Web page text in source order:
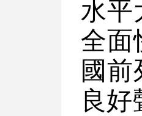
水平
全面
國
良好